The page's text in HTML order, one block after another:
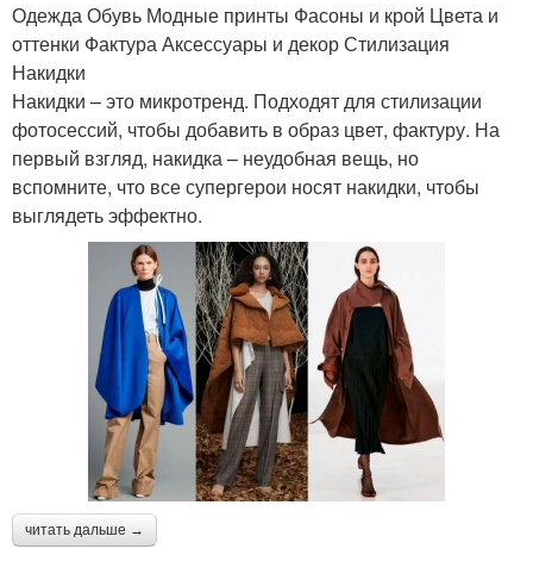
Одежда Обувь Модные принты Фасоны и крой Цвета и
оттенки Фактура Аксессуары и декор Стилизация
Накидки
Накидки – это микротренд. Подходят для стилизации
фотосессий, чтобы добавить в образ цвет, фактуру. На
первый взгляд, накидка – неудобная вещь, но
вспомните, что все супергерои носят накидки, чтобы
выглядеть эффектно.
читать дальше →